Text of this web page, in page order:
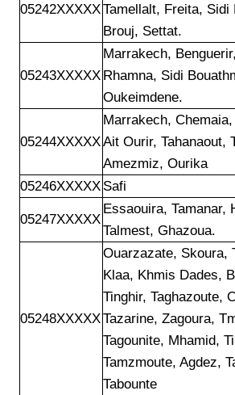
05242XXXXXTamellalt, Freita, Sidi
Brouj, Settat.
05243XXXXX
Marrakech,
Rhamna, Sidi
Oukeimdene.
05244XXXXX
Marrakech,
Ait Ourir, Tahanaout,
Amezmiz, Ourika
05246XXXXX Safi
05247XXXXX
Essaouira, Tamanar,
Talmest, Ghazoua.
05248XXXXX
Ouarzazate, Skoura,
Klaa, Khmis Dades,
Tinghir, Taghazoute,
Tazarine, Zagoura,
Tagounite, Mhamid,
Tamzmoute, Agdez,
Tabounte